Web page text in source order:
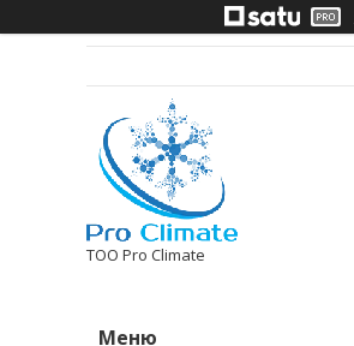
ТОО Pro Climate